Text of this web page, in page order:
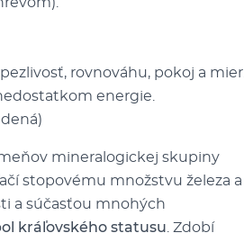
rovnováhu, pokoj a mier.
energie.
mineralogickej skupiny
stopovému množstvu železa a
a súčasťou mnohých
kráľovského statusu . Zdobí